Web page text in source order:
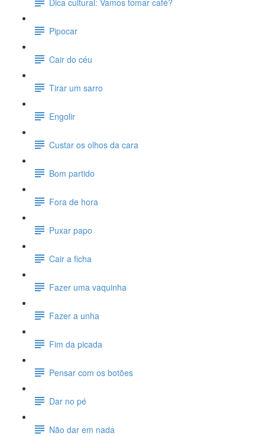
Pipocar
Cair do céu
Tirar um sarro
Engolir
Custar os olhos da cara
Bom partido
Fora de hora
Puxar papo
Cair a ficha
Fazer uma vaquinha
Fazer a unha
Fim da picada
Pensar com os botões
Dar no pé
Não dar em nada